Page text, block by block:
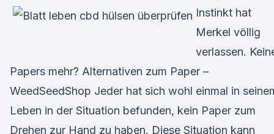
Instinkt hat
Merkel völlig
verlassen.
Papers mehr? Alternativen zum Paper –
WeedSeedShop Jeder hat sich wohl einmal in
Leben in der Situation befunden, kein Paper zum
Drehen zur Hand zu haben. Diese Situation kann